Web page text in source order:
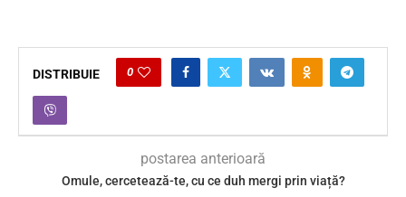
DISTRIBUIE 0
postarea anterioară
Omule, cercetează-te, cu ce duh mergi prin viață?